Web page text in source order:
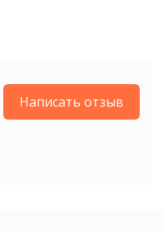
Написать отзыв